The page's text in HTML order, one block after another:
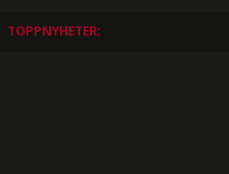
TOPPNYHETER: